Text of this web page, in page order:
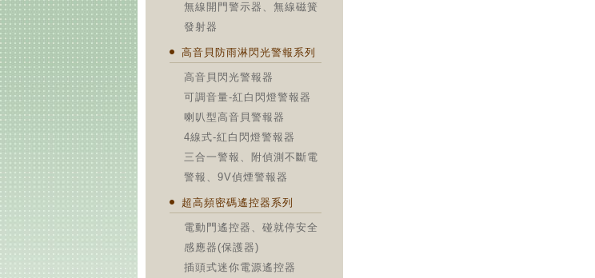
無線開門警示器、無線磁簧
發射器
高音貝防雨淋閃光警報系列
高音貝閃光警報器
可調音量-紅白閃燈警報器
喇叭型高音貝警報器
4線式-紅白閃燈警報器
三合一警報、附偵測不斷電
警報、9V偵煙警報器
超高頻密碼遙控器系列
電動門遙控器、碰就停安全
感應器(保護器)
插頭式迷你電源遙控器